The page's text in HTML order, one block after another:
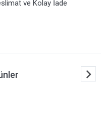
ve Kolay İade